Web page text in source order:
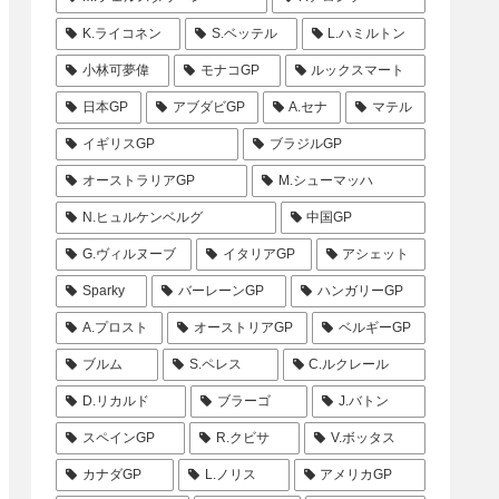
K.ライコネン S.ベッテル L.ハミルトン
小林可夢偉 モナコGP ルックスマート
日本GP アブダビGP A.セナ マテル
イギリスGP ブラジルGP
オーストラリアGP M.シューマッハ
N.ヒュルケンベルグ 中国GP
G.ヴィルヌーブ イタリアGP アシェット
Sparky バーレーンGP ハンガリーGP
A.プロスト オーストリアGP ベルギーGP
ブルム S.ペレス C.ルクレール
D.リカルド ブラーゴ J.バトン
スペインGP R.クビサ V.ボッタス
カナダGP L.ノリス アメリカGP